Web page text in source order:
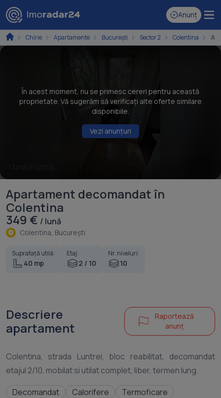
Anunț
Chirie Apartamente București Sector 2 Colentina
În acest moment, nu se primesc cereri pentru această
proprietate. Vă sugerăm să verificați alte oferte similare
disponibile.
Vezi anunțuri
Apartament decomandat în
Colentina
349 € / lună
Colentina, Bucureşti
Suprafață utilă:
40 mp
Etaj:
2 / 10
Nr. niveluri:
10
Descriere
apartament
Raportează
anunț
Colentina, strada Luntrei, bloc reabilitat, decomandat
Decomandat
Calorifere
Termoficare